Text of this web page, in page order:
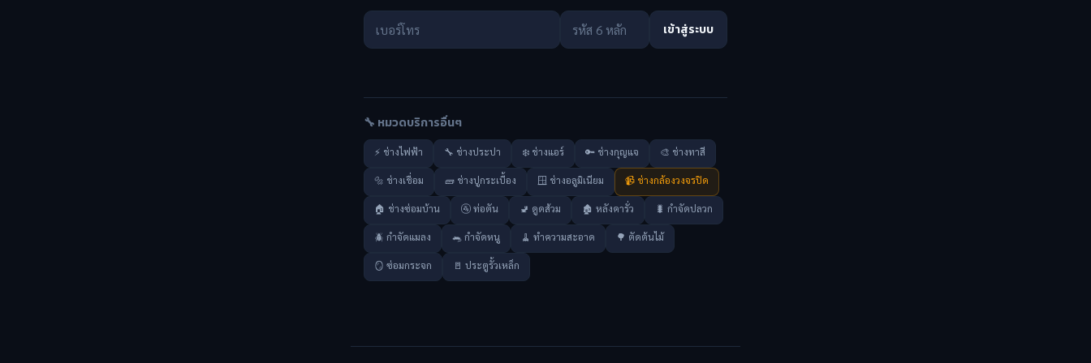
เข้าสู่ระบบ
🔧 หมวดบริการอื่นๆ
⚡ ช่างไฟฟ้า 🔧 ช่างประปา ❄️ ช่างแอร์ 🔑 ช่างกุญแจ 🎨 ช่างทาสี
🔩 ช่างเชื่อม 🧱 ช่างปูกระเบื้อง 🪟 ช่างอลูมิเนียม 📹 ช่างกล้องวงจรปิด
🏠 ช่างซ่อมบ้าน 🚰 ท่อตัน 🚽 ดูดส้วม 🏚️ หลังคารั่ว 🐛 กำจัดปลวก
🪲 กำจัดแมลง 🐀 กำจัดหนู 🧹 ทำความสะอาด 🌳 ตัดต้นไม้
🪞 ซ่อมกระจก 🚪 ประตูรั้วเหล็ก